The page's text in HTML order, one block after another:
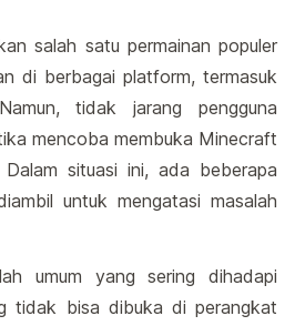
salah satu permainan populer
di berbagai platform, termasuk
tidak jarang pengguna
mencoba membuka Minecraft
situasi ini, ada beberapa
untuk mengatasi masalah
umum yang sering dihadapi
tidak bisa dibuka di perangkat